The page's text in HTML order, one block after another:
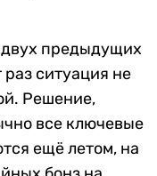
двух предыдущих
раз ситуация не
Решение,
все ключевые
ещё летом, на